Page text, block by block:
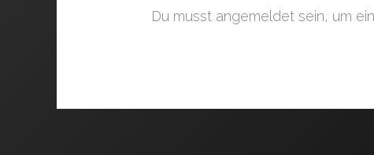
Du musst angemeldet sein, um